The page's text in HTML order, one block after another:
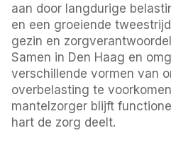
aan door langdurige
en een groeiende
gezin en
Samen in Den Haag en
verschillende vormen van
overbelasting te
mantelzorger blijft
hart de zorg deelt.